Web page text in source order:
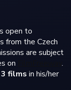
open to
from the Czech
are subject
on
.
3 films in his/her